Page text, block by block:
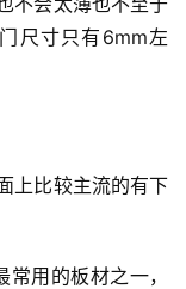
尺寸只有6mm左
比较主流的有下
用的板材之一，